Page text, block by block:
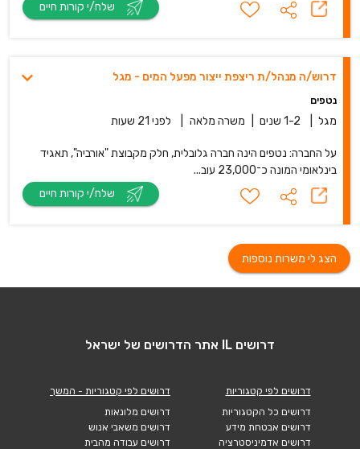
דרוש/ה מנהל/ת ריצפת ייצור מפעל המים - מגל
נטפים
מגל 1-2 שנים משרה מלאה לפני 21 שעות
על החברה: נטפים הינה חברה גלובלית, חלק מקבוצת "אורביה", תאגיד
בינלאומי המונה כ־23,000 עוב...
הצג לי משרות נוספות
דרושים IL אתר הדרושים של ישראל
דרושים לפי קטגוריות
דרושים כל הקטגוריות
דרושים אבטחת מידע
דרושים אדמיניסטרציה
דרושים לפי קטגוריות - המשך
דרושים מלונאות
דרושים משאבי אנוש
דרושים עבודה מהבית